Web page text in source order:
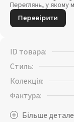
Переглянь, у якому
Перевірити
ID товара:
Стиль:
Колекція:
Фактура: